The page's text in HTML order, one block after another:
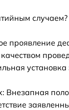
случаем?
проявление
установка
Внезапная